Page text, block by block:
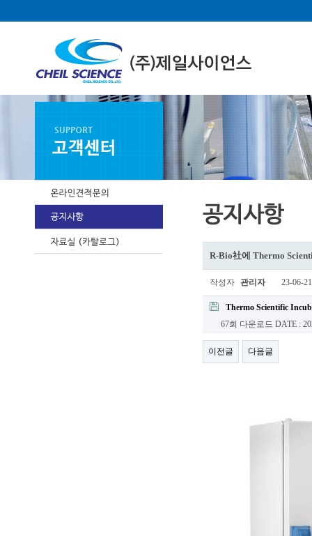
R-Bio社에 Thermo
작성자 관리자 23-06-
Thermo Scientific
67회 다운로드 DATE :
이전글 다음글